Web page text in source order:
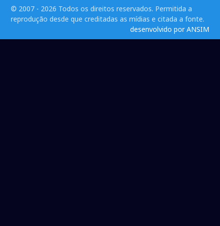
© 2007 - 2026 Todos os direitos reservados. Permitida a
reprodução desde que creditadas as mídias e citada a fonte.
desenvolvido por ANSIM